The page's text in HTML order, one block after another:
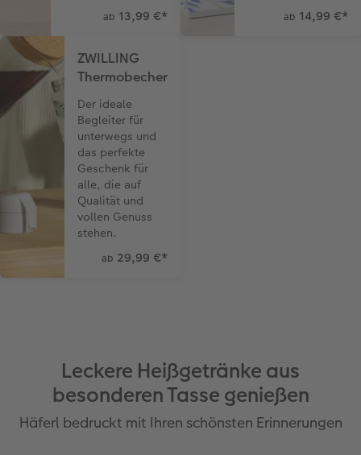
ab 13,99 €* ab 14,99 €*
ZWILLING
Thermobecher
Der ideale
Begleiter für
unterwegs und
das perfekte
Geschenk für
alle, die auf
Qualität und
vollen Genuss
stehen.
ab 29,99 €*
Leckere Heißgetränke aus
besonderen Tasse genießen
Häferl bedruckt mit Ihren schönsten Erinnerungen